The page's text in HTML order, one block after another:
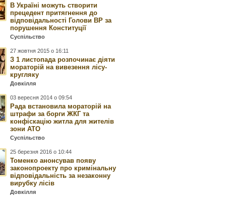
В Україні можуть створити
прецедент притягнення до
відповідальності Голови ВР за
порушення Конституції
Суспільство
27 жовтня 2015 о 16:11
З 1 листопада розпочинає діяти
мораторій на вивезення лісу-
кругляку
Довкілля
03 вересня 2014 о 09:54
Рада встановила мораторій на
штрафи за борги ЖКГ та
конфіскацію житла для жителів
зони АТО
Суспільство
25 березня 2016 о 10:44
Томенко анонсував появу
законопроекту про кримінальну
відповідальність за незаконну
вирубку лісів
Довкілля